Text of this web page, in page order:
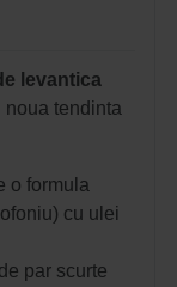
levantica
noua tendinta
o formula
cu ulei
par scurte